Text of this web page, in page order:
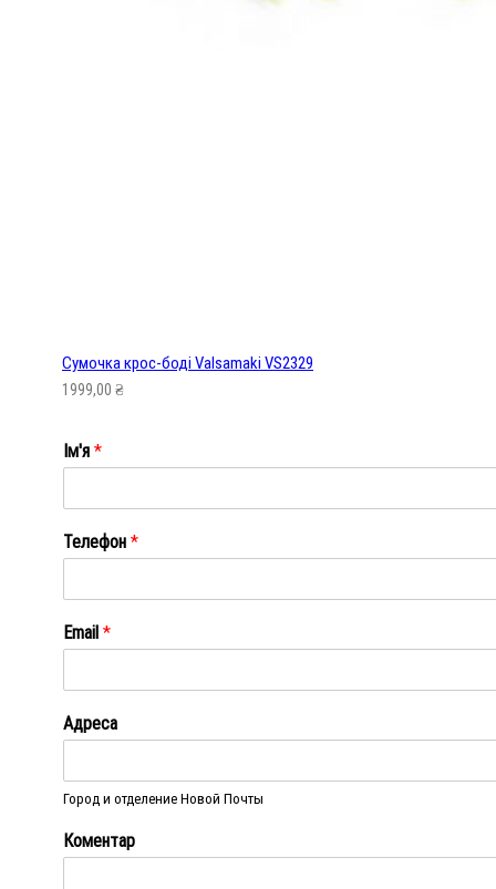
Сумочка крос-боді Valsamaki VS2329
1999,00 ₴
Ім'я *
Телефон *
Email *
Адреса
Город и отделение Новой Почты
Коментар